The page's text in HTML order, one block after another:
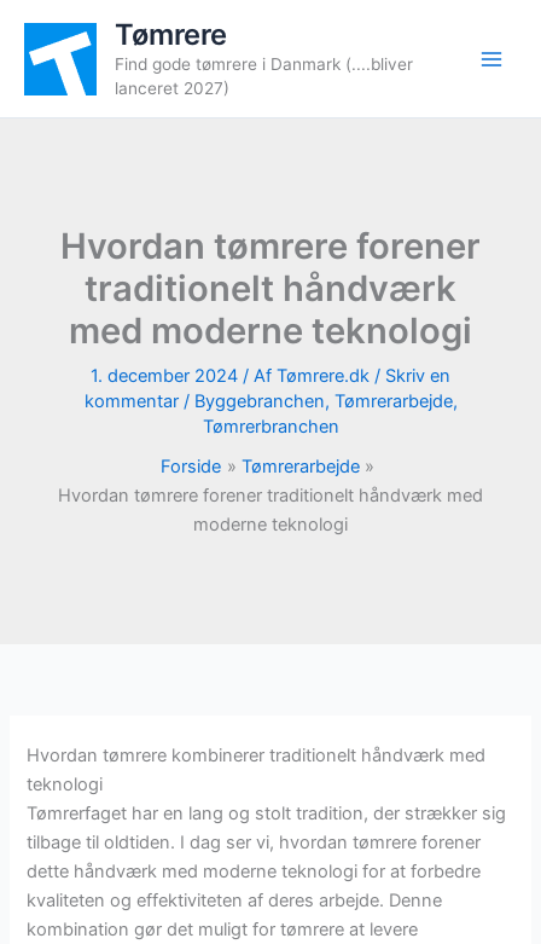
indholdet
Tømrere
Find gode tømrere i Danmark (....bliver
lanceret 2027)
Hvordan tømrere forener
traditionelt håndværk
med moderne teknologi
1. december 2024 / Af Tømrere.dk / Skriv en
kommentar / Byggebranchen, Tømrerarbejde,
Tømrerbranchen
Forside
Tømrerarbejde
Hvordan tømrere forener traditionelt håndværk med
moderne teknologi
Hvordan tømrere kombinerer traditionelt håndværk med
teknologi
Tømrerfaget har en lang og stolt tradition, der strækker sig
tilbage til oldtiden. I dag ser vi, hvordan tømrere forener
dette håndværk med moderne teknologi for at forbedre
kvaliteten og effektiviteten af deres arbejde. Denne
kombination gør det muligt for tømrere at levere